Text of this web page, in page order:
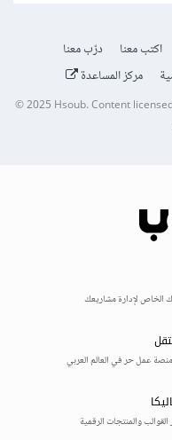
اكتب معنا
درّب معنا
مركز المساعدة
© 2025Hsoub.Content